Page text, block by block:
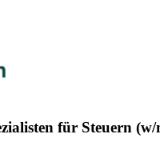
für Steuern